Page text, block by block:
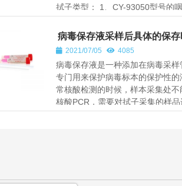
拭子类型： 1、CY-93050型号的
医疗机构采集患者咽喉内感染...
病毒保存液采样后具体的保存
2021/07/05 4085
病毒保存液是一种添加在病毒采样
专门用来保护病毒标本的保护性的
常核酸检测的时候，样本采集处
核酸PCR，需要对拭子采集的样
就需要用到病毒保存液。病毒保存